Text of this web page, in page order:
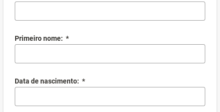
Primeiro nome: *
Data de nascimento: *